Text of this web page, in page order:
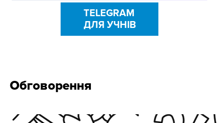
TELEGRAM
ДЛЯ УЧНІВ
Обговорення